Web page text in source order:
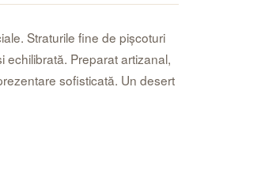
Straturile fine de pișcoturi
Preparat artizanal,
sofisticată. Un desert